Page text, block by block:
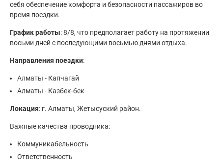
себя обеспечение комфорта и безопасности пассажиров во
время поездки.
График работы: 8/8, что предполагает работу на протяжении
восьми дней с последующими восьмью днями отдыха.
Направления поездки:
Алматы - Капчагай
Алматы - Казбек-бек
Локация: г. Алматы, Жетысуский район.
Важные качества проводника:
Коммуникабельность
Ответственность